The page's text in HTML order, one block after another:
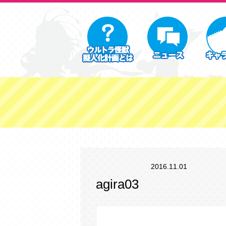
2016.11.01
agira03